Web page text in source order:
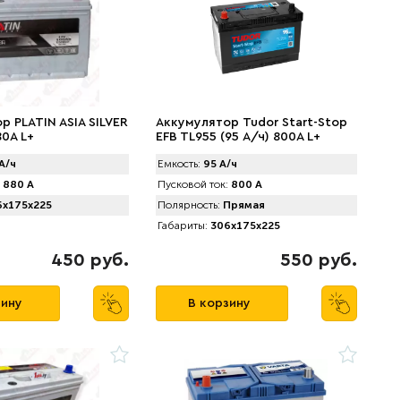
PLATIN ASIA SILVER
L+
ч
880 А
450 руб.
Аккумулятор Tudor Start-Stop
EFB TL955 (95 А/ч) 800A L+
Емкость: 95 А/ч
Пусковой ток: 800 А
Полярность: Прямая
Габариты: 306x175x225
550 руб.
В корзину